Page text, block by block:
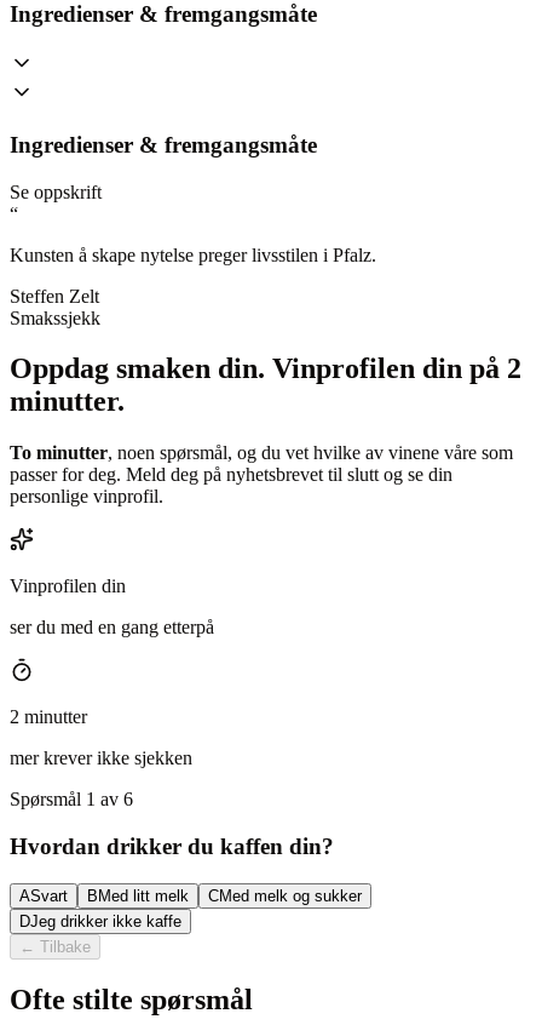
Ingredienser & fremgangsmåte
Ingredienser & fremgangsmåte
Se oppskrift
“
Kunsten å skape nytelse preger livsstilen i Pfalz.
Steffen Zelt
Smakssjekk
Oppdag smaken din. Vinprofilen din på 2
minutter.
To minutter, noen spørsmål, og du vet hvilke av vinene våre som
passer for deg. Meld deg på nyhetsbrevet til slutt og se din
personlige vinprofil.
Vinprofilen din
ser du med en gang etterpå
2 minutter
mer krever ikke sjekken
Spørsmål 1 av 6
Hvordan drikker du kaffen din?
ASvart B Med litt melk CMed melk og sukker
DJeg drikker ikke kaffe
← Tilbake
Ofte stilte spørsmål